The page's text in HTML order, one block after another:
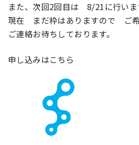
また、次回2回目は 8/21に行いま
現在 まだ枠はありますので ご
ご連絡お待ちしております。
申し込みはこちら